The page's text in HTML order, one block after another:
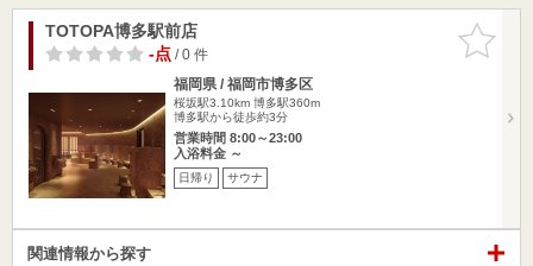
お気に入
りに追加
TOTOPA博多駅前店
-点/ 0 件
福岡県 / 福岡市博多区
桜坂駅3.10km 博多駅360m
博多駅から徒歩約3分
営業時間 8:00～23:00
入浴料金 ～
日帰り サウナ
関連情報から探す